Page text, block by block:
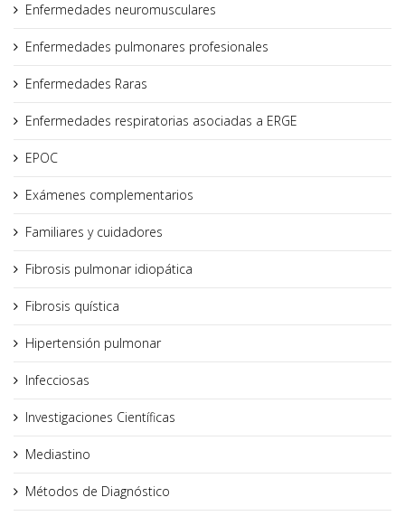
Enfermedades neuromusculares
Enfermedades pulmonares profesionales
Enfermedades Raras
Enfermedades respiratorias asociadas a ERGE
EPOC
Exámenes complementarios
Familiares y cuidadores
Fibrosis pulmonar idiopática
Fibrosis quística
Hipertensión pulmonar
Infecciosas
Investigaciones Científicas
Mediastino
Métodos de Diagnóstico